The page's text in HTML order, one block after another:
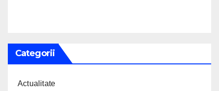
Categorii
Actualitate